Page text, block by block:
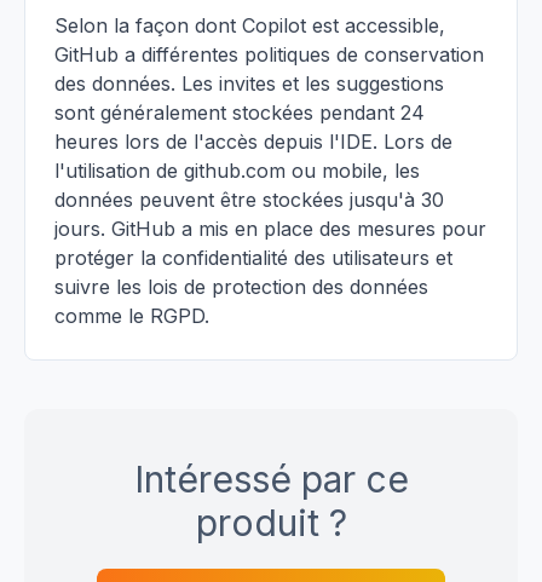
Selon la façon dont Copilot est accessible,
GitHub a différentes politiques de conservation
des données. Les invites et les suggestions
sont généralement stockées pendant 24
heures lors de l'accès depuis l'IDE. Lors de
l'utilisation de github.com ou mobile, les
données peuvent être stockées jusqu'à 30
jours. GitHub a mis en place des mesures pour
protéger la confidentialité des utilisateurs et
suivre les lois de protection des données
comme le RGPD.
Intéressé par ce
produit ?